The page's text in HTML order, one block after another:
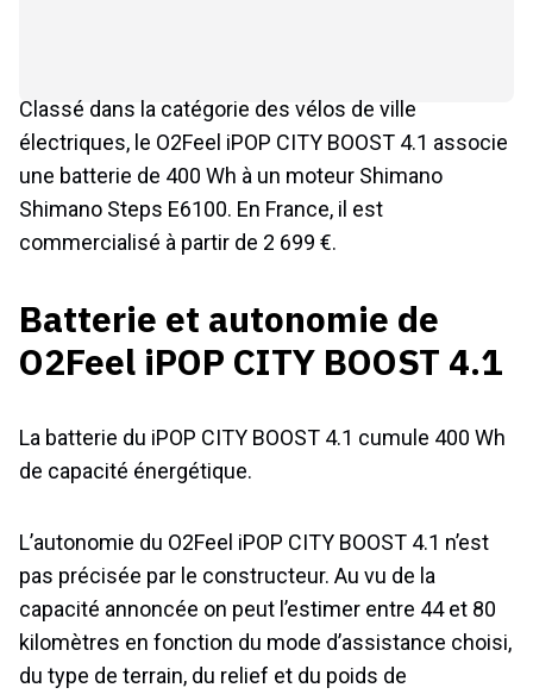
Classé dans la catégorie des vélos de ville
électriques, le O2Feel iPOP CITY BOOST 4.1 associe
une batterie de 400 Wh à un moteur Shimano
Shimano Steps E6100. En France, il est
commercialisé à partir de 2 699 €.
Batterie et autonomie de
O2Feel iPOP CITY BOOST 4.1
La batterie du iPOP CITY BOOST 4.1 cumule 400 Wh
de capacité énergétique.
L’autonomie du O2Feel iPOP CITY BOOST 4.1 n’est
pas précisée par le constructeur. Au vu de la
capacité annoncée on peut l’estimer entre 44 et 80
kilomètres en fonction du mode d’assistance choisi,
du type de terrain, du relief et du poids de